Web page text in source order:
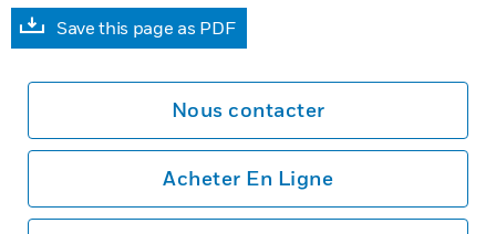
Save this page as PDF
Nous contacter
Acheter En Ligne